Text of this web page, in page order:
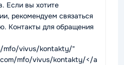
Если вы хотите
рекомендуем связаться
Контакты для обращения
mfo/vivus/kontakty/"
mfo/vivus/kontakty/</a